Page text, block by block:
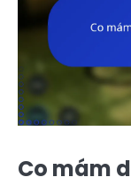
Co mám